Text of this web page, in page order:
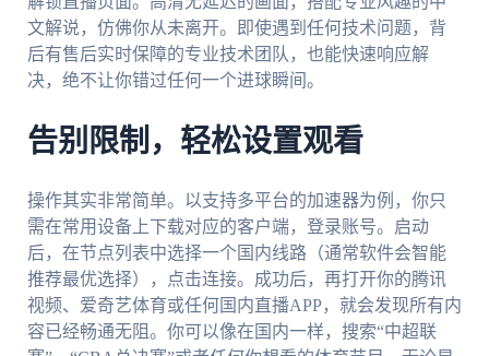
文解说，仿佛你从未离开。即使遇到任何技术问题，背
后有售后实时保障的专业技术团队，也能快速响应解
决，绝不让你错过任何一个进球瞬间。
告别限制，轻松设置观看
操作其实非常简单。以支持多平台的加速器为例，你只
需在常用设备上下载对应的客户端，登录账号。启动
后，在节点列表中选择一个国内线路（通常软件会智能
推荐最优选择），点击连接。成功后，再打开你的腾讯
视频、爱奇艺体育或任何国内直播APP，就会发现所有内
容已经畅通无阻。你可以像在国内一样，搜索“中超联